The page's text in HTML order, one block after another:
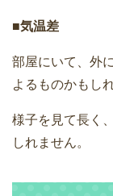
■気温差
部屋にいて、外
よるものかもし
様子を見て長く
しれません。